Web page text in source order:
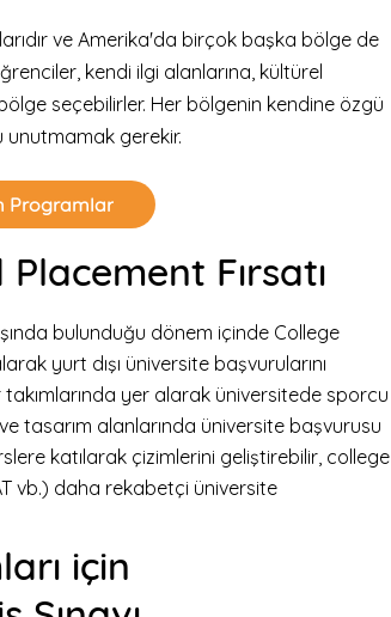
ve Amerika'da birçok başka bölge de
kendi ilgi alanlarına, kültürel
seçebilirler. Her bölgenin kendine özgü
unutmamak gerekir.
Programlar
Fırsatı
bulunduğu dönem içinde College
yurt dışı üniversite başvurularını
yer alarak üniversitede sporcu
tasarım alanlarında üniversite başvurusu
katılarak çizimlerini geliştirebilir, college
vb.) daha rekabetçi üniversite
için